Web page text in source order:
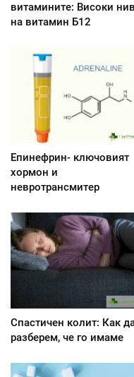
витамините: Високи
на витамин Б12
Епинефрин- ключовият
хормон и
невротрансмитер
Спастичен колит: Как
разберем, че го имаме